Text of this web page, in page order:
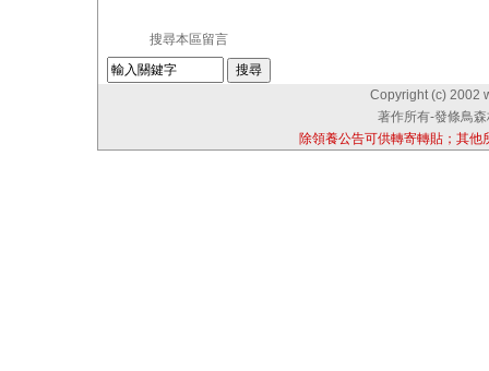
搜尋本區留言
Copyright (c) 2002
著作所有-發條鳥
除領養公告可供轉寄轉貼；其